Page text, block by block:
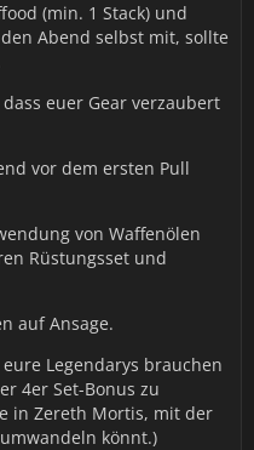
(min. 1 Stack) und
Abend selbst mit, sollte
euer Gear verzaubert
vor dem ersten Pull
von Waffenölen
Rüstungsset und
auf Ansage.
Legendarys brauchen
4er Set-Bonus zu
in Zereth Mortis, mit der
könnt.)